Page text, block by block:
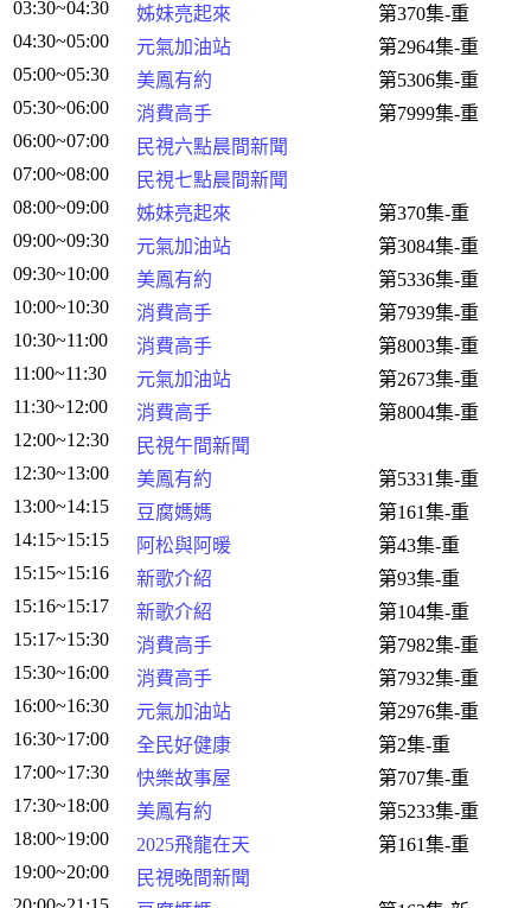
03:30~04:30
姊妹亮起來
第370集-重
04:30~05:00
元氣加油站
第2964集-重
05:00~05:30
美鳳有約
第5306集-重
05:30~06:00
消費高手
第7999集-重
06:00~07:00
民視六點晨間新聞
07:00~08:00
民視七點晨間新聞
08:00~09:00
姊妹亮起來
第370集-重
09:00~09:30
元氣加油站
第3084集-重
09:30~10:00
美鳳有約
第5336集-重
10:00~10:30
消費高手
第7939集-重
10:30~11:00
消費高手
第8003集-重
11:00~11:30
元氣加油站
第2673集-重
11:30~12:00
消費高手
第8004集-重
12:00~12:30
民視午間新聞
12:30~13:00
美鳳有約
第5331集-重
13:00~14:15
豆腐媽媽
第161集-重
14:15~15:15
阿松與阿暖
第43集-重
15:15~15:16
新歌介紹
第93集-重
15:16~15:17
新歌介紹
第104集-重
15:17~15:30
消費高手
第7982集-重
15:30~16:00
消費高手
第7932集-重
16:00~16:30
元氣加油站
第2976集-重
16:30~17:00
全民好健康
第2集-重
17:00~17:30
快樂故事屋
第707集-重
17:30~18:00
美鳳有約
第5233集-重
18:00~19:00
2025飛龍在天
第161集-重
19:00~20:00
民視晚間新聞